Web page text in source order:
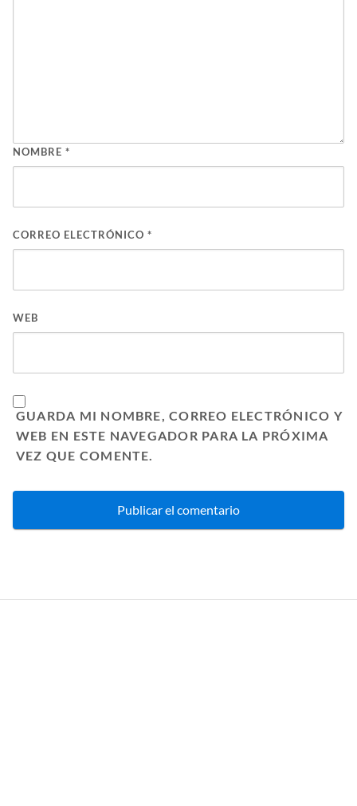
NOMBRE *
CORREO ELECTRÓNICO *
WEB
GUARDA MI NOMBRE, CORREO ELECTRÓNICO Y
WEB EN ESTE NAVEGADOR PARA LA PRÓXIMA
VEZ QUE COMENTE.